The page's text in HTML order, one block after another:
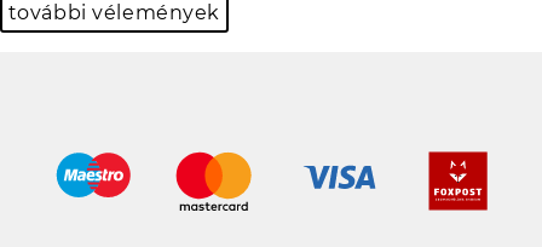
további vélemények